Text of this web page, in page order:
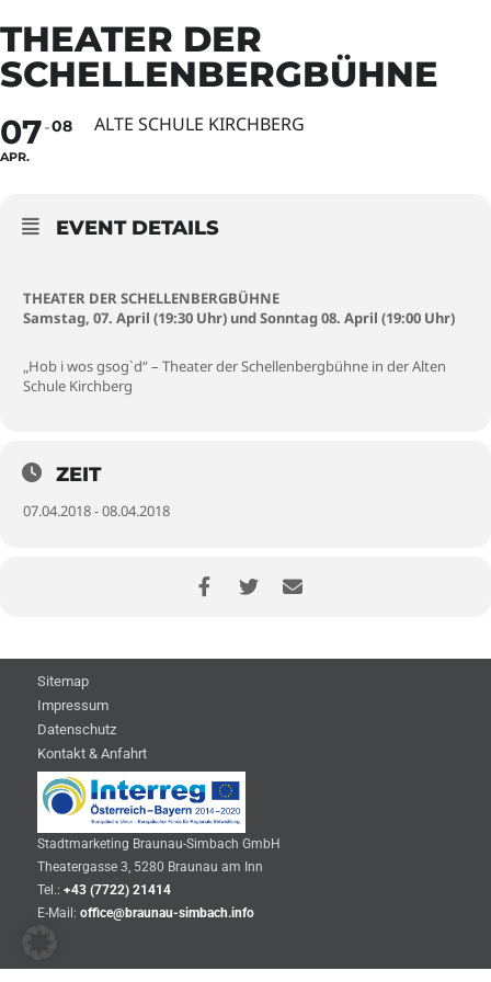
THEATER DER
SCHELLENBERGBÜHNE
07
APR.
08 ALTE SCHULE KIRCHBERG
EVENT DETAILS
THEATER DER SCHELLENBERGBÜHNE
Samstag, 07. April (19:30 Uhr) und Sonntag 08. April (19:00 Uhr)
„Hob i wos gsog`d“ – Theater der Schellenbergbühne in der Alten
Schule Kirchberg
ZEIT
07.04.2018 - 08.04.2018
Sitemap
Impressum
Datenschutz
Kontakt & Anfahrt
Stadtmarketing Braunau-Simbach GmbH
Theatergasse 3, 5280 Braunau am Inn
Tel.: +43 (7722) 21414
E-Mail: office@braunau-simbach.info